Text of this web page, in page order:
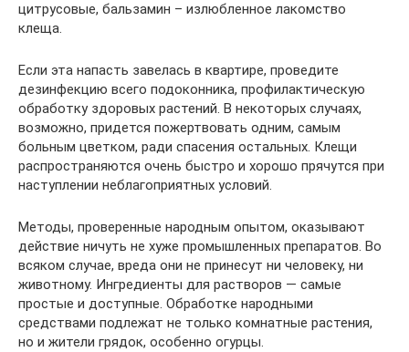
цитрусовые, бальзамин – излюбленное лакомство
клеща.
Если эта напасть завелась в квартире, проведите
дезинфекцию всего подоконника, профилактическую
обработку здоровых растений. В некоторых случаях,
возможно, придется пожертвовать одним, самым
больным цветком, ради спасения остальных. Клещи
распространяются очень быстро и хорошо прячутся при
наступлении неблагоприятных условий.
Методы, проверенные народным опытом, оказывают
действие ничуть не хуже промышленных препаратов. Во
всяком случае, вреда они не принесут ни человеку, ни
животному. Ингредиенты для растворов — самые
простые и доступные. Обработке народными
средствами подлежат не только комнатные растения,
но и жители грядок, особенно огурцы.